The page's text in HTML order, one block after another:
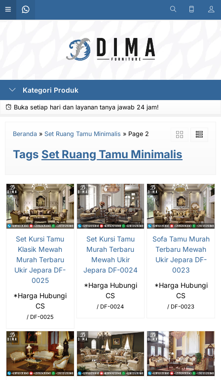
Kategori Produk
Buka setiap hari dan layanan tanya jawab 24 jam!
Beranda » Set Ruang Tamu Minimalis » Page 2
Tags Set Ruang Tamu Minimalis
Set Kursi Tamu
Klasik Mewah
Murah Terbaru
Ukir Jepara DF-
0025
*Harga Hubungi
CS
/ DF-0025
Set Kursi Tamu
Murah Terbaru
Mewah Ukir
Jepara DF-0024
*Harga Hubungi
CS
/ DF-0024
Sofa Tamu Murah
Terbaru Mewah
Ukir Jepara DF-
0023
*Harga Hubungi
CS
/ DF-0023